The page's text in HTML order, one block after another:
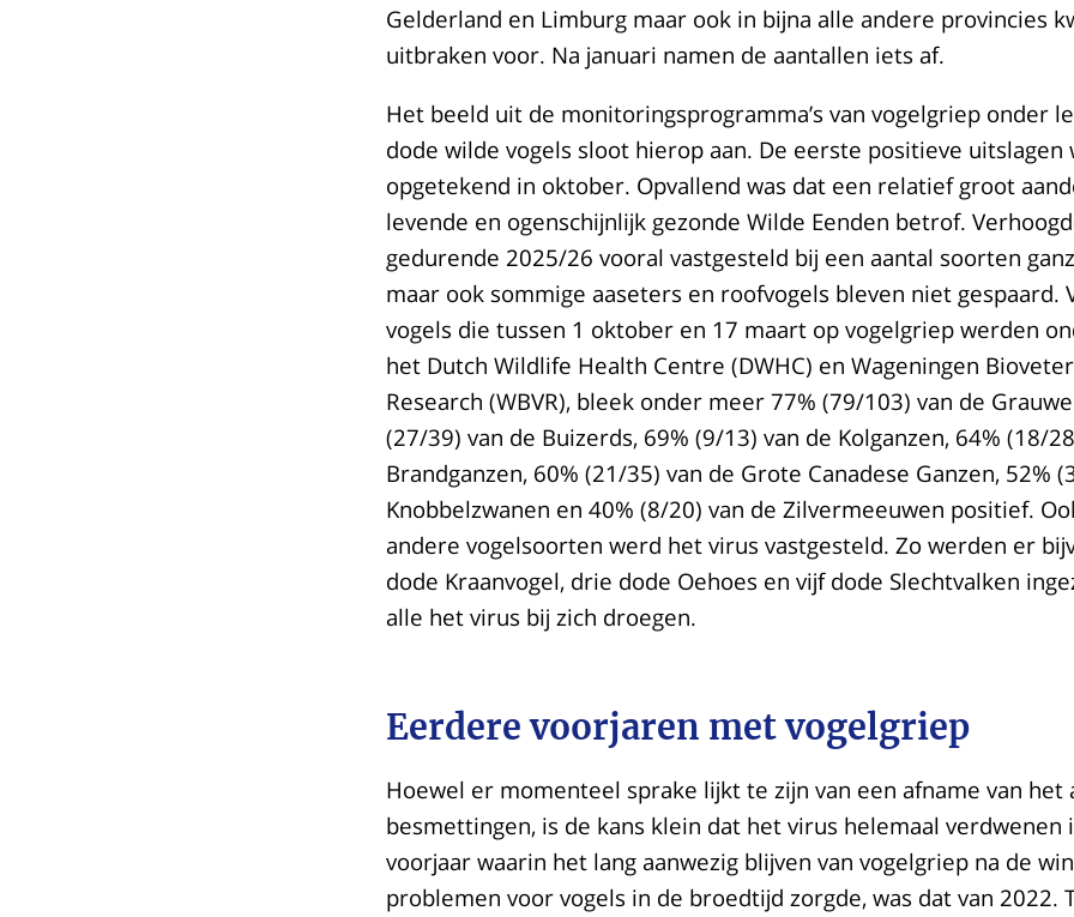
Gelderland en Limburg maar ook in bijna alle andere provincies
uitbraken voor. Na januari namen de aantallen iets af.
Het beeld uit de monitoringsprogramma’s van vogelgriep onder
dode wilde vogels sloot hierop aan. De eerste positieve uitslagen
opgetekend in oktober. Opvallend was dat een relatief groot
levende en ogenschijnlijk gezonde Wilde Eenden betrof.
gedurende 2025/26 vooral vastgesteld bij een aantal soorten
maar ook sommige aaseters en roofvogels bleven niet gespaard.
vogels die tussen 1 oktober en 17 maart op vogelgriep werden
het Dutch Wildlife Health Centre (DWHC) en Wageningen
Research (WBVR), bleek onder meer 77% (79/103) van de
(27/39) van de Buizerds, 69% (9/13) van de Kolganzen, 64% (18/
Brandganzen, 60% (21/35) van de Grote Canadese Ganzen, 52%
Knobbelzwanen en 40% (8/20) van de Zilvermeeuwen positief.
andere vogelsoorten werd het virus vastgesteld. Zo werden er
dode Kraanvogel, drie dode Oehoes en vijf dode Slechtvalken
alle het virus bij zich droegen.
Eerdere voorjaren met vogelgriep
Hoewel er momenteel sprake lijkt te zijn van een afname van het
besmettingen, is de kans klein dat het virus helemaal verdwenen
voorjaar waarin het lang aanwezig blijven van vogelgriep na de
problemen voor vogels in de broedtijd zorgde, was dat van 2022.